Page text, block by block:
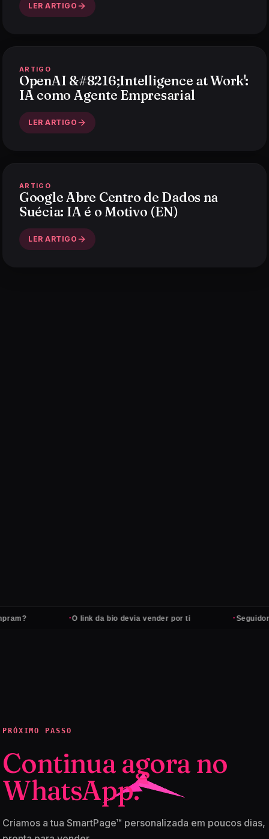
LER ARTIGO
ARTIGO
OpenAI &#8216;Intelligence at Work':
IA como Agente Empresarial
LER ARTIGO
ARTIGO
Google Abre Centro de Dados na
Suécia: IA é o Motivo (EN)
LER ARTIGO
O link da bio devia vender por ti
PRÓXIMO PASSO
Continua agora no
WhatsApp.
Criamos a tua SmartPage™ personalizada em poucos dias,